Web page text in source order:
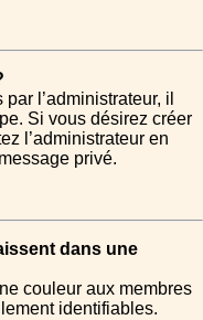
l’administrateur, il
Si vous désirez créer
l’administrateur en
privé.
dans une
couleur aux membres
identifiables.